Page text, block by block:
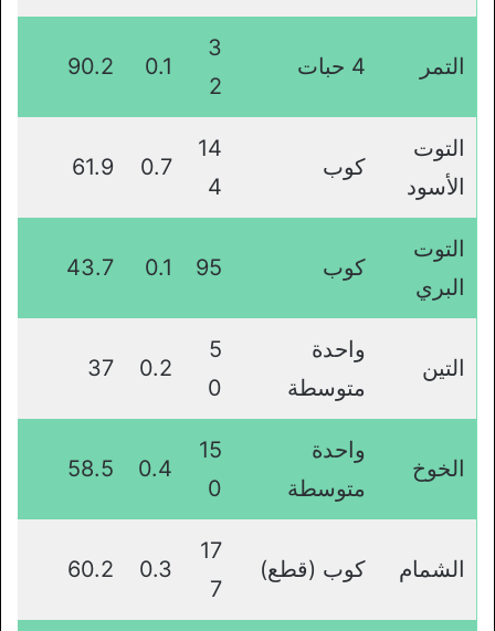
التمر 4 حبات
3
2
0.1
90.2
التوت
الأسود
كوب
14
4
0.7
61.9
التوت
البري
كوب 95
0.1
43.7
التين
واحدة
متوسطة
5
0
0.2
37
الخوخ
واحدة
متوسطة
15
0
0.4
58.5
الشمام كوب (قطع)
17
7
0.3
60.2